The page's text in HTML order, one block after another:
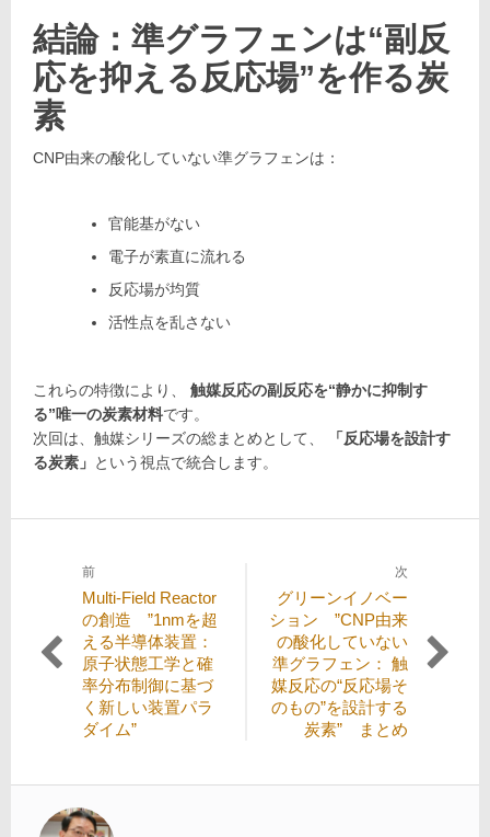
結論：準グラフェンは“副反
応を抑える反応場”を作る炭
素
CNP由来の酸化していない準グラフェンは：
官能基がない
電子が素直に流れる
反応場が均質
活性点を乱さない
これらの特徴により、 触媒反応の副反応を“静かに抑制す
る”唯一の炭素材料です。
次回は、触媒シリーズの総まとめとして、
「反応場を設計す
る炭素」 という視点で統合します。
ナ
シ
ョ
前
過
去
の
投
稿:
Multi‑Field Reactor
の創造 ”1nmを超
える半導体装置：
原子状態工学と確
率分布制御に基づ
く新しい装置パラ
ダイム”
次
の
投
稿:
グリーンイノベー
ション ”CNP由来
の酸化していない
準グラフェン： 触
媒反応の“反応場そ
のもの”を設計する
炭素” まとめ